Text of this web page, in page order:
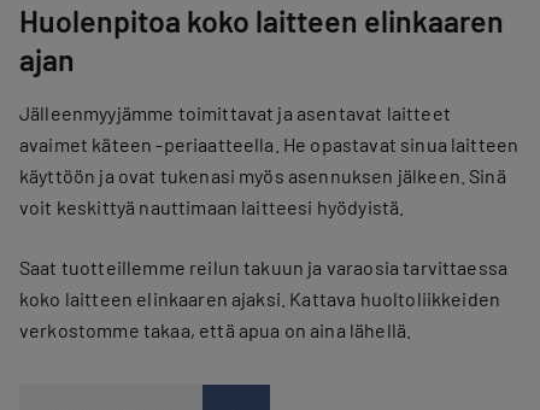
Huolenpitoa koko laitteen elinkaaren
ajan
Jälleenmyyjämme toimittavat ja asentavat laitteet
avaimet käteen -periaatteella. He opastavat sinua laitteen
käyttöön ja ovat tukenasi myös asennuksen jälkeen. Sinä
voit keskittyä nauttimaan laitteesi hyödyistä.
Saat tuotteillemme reilun takuun ja varaosia tarvittaessa
koko laitteen elinkaaren ajaksi. Kattava huoltoliikkeiden
verkostomme takaa, että apua on aina lähellä.